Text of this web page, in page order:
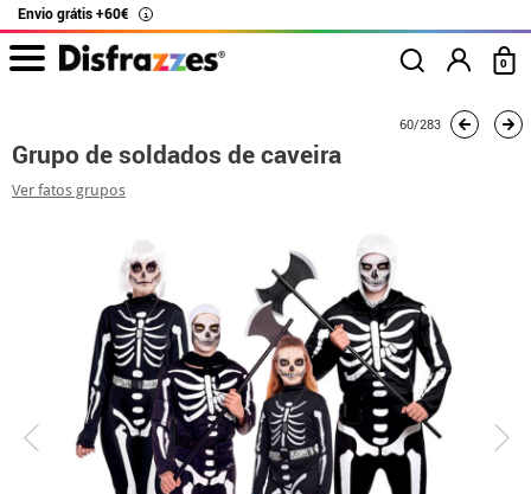
Envio grátis +60€ i
0
Grupo de soldados de caveira
60/283
Grupo de soldados de caveira
Ver fatos grupos